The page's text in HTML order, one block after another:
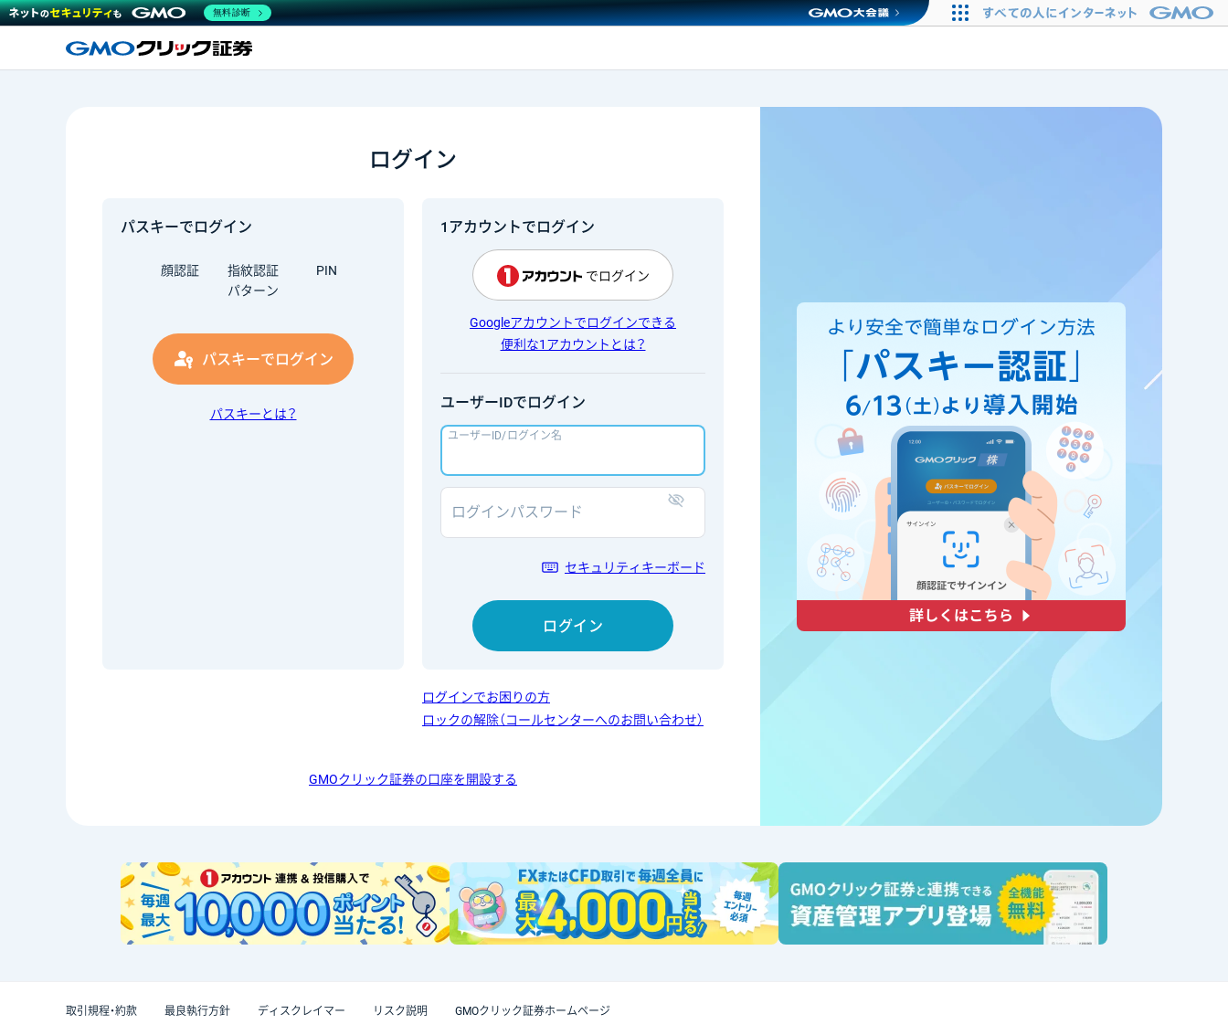
ログイン
パスキーでログイン
顔認証 指紋認証
PIN
パターン
パスキーでログイン
パスキーとは？
1アカウントでログイン
でログイン
Googleアカウントでログインできる
便利な1アカウントとは？
ユーザーIDでログイン
ユーザーID/ログイン名
ログインパスワード
セキュリティキーボード
ログイン
ログインでお困りの方
ロックの解除（コールセンターへのお問い合わせ）
GMOクリック証券の口座を開設する
取引規程・約款 最良執行方針 ディスクレイマー リスク説明 GMOクリック証券ホームページ
無料診断